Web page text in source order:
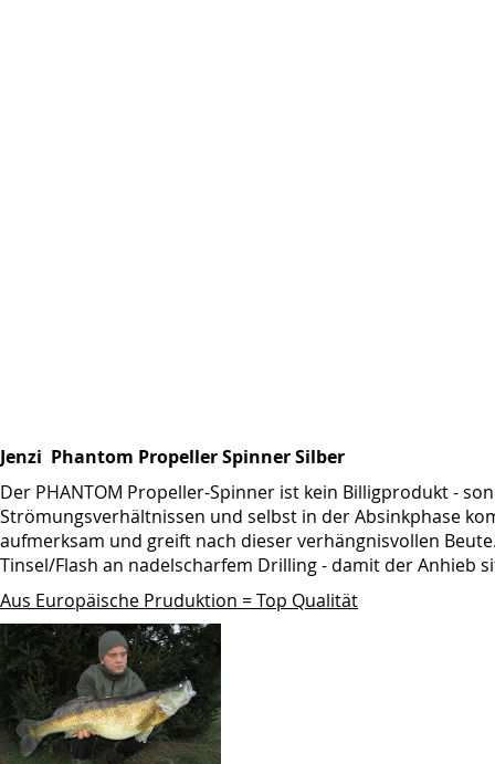
Jenzi Phantom Propeller Spinner Silber
Der PHANTOM Propeller-Spinner ist kein Billigprodukt -
Strömungsverhältnissen und selbst in der Absinkphase
aufmerksam und greift nach dieser verhängnisvollen
Tinsel/Flash an nadelscharfem Drilling - damit der Anhieb
Aus Europäische Pruduktion = Top Qualität